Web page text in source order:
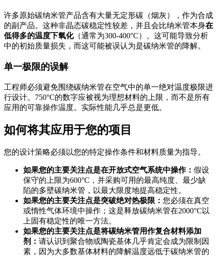
许多原始碳纳米管产品含有大量无定形碳（烟灰），作为合成
的副产品。这种非晶态碳稳定性较差，并且会比纳米管本身在
低得多的温度下氧化（通常为300-400°C）。这可能导致分析
中的初始质量损失，而这可能被误认为是碳纳米管的降解。
单一极限的误解
工程师必须避免围绕碳纳米管在空气中的单一绝对温度极限进
行设计。750°C的数字应被视为理想材料的上限，而不是所有
应用的可靠操作温度。实际性能几乎总是更低。
如何将其应用于您的项目
您的设计策略必须以您的特定操作条件和材料质量为指导。
如果您的主要关注点是在开放式空气系统中操作： 假设
保守的上限为600°C，并采购可用的最高纯度、最少缺
陷的多壁碳纳米管，以最大限度地提高稳定性。
如果您的主要关注点是突破绝对热极限： 您必须在真空
或惰性气体环境中操作；这是释放碳纳米管在2000°C以
上固有稳定性的唯一方法。
如果您的主要关注点是将碳纳米管用作复合材料添加
剂： 请认识到聚合物或陶瓷基体几乎肯定会成为限制因
素，因为大多数基体材料的降解温度远低于碳纳米管的